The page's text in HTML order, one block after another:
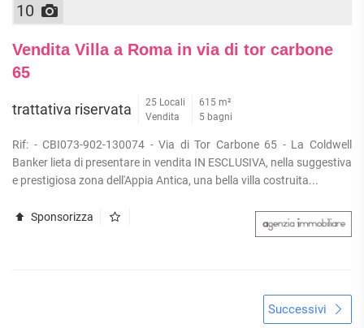
10
Vendita Villa a Roma in via di tor carbone
65
trattativa riservata
25 Locali
Vendita
615 m²
5 bagni
Rif: - CBI073-902-130074 - Via di Tor Carbone 65 - La Coldwell
Banker lieta di presentare in vendita IN ESCLUSIVA, nella suggestiva
e prestigiosa zona dell'Appia Antica, una bella villa costruita...
Sponsorizza
Successivi